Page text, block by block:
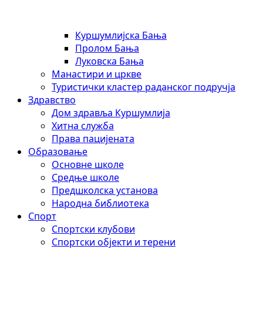
Куршумлијска Бања
Пролом Бања
Луковска Бања
Манастири и цркве
Туристички кластер раданског подручја
Здравство
Дом здравља Куршумлија
Хитна служба
Права пацијената
Образовање
Основне школе
Средње школе
Предшколска установа
Народна библиотека
Спорт
Спортски клубови
Спортски објекти и терени